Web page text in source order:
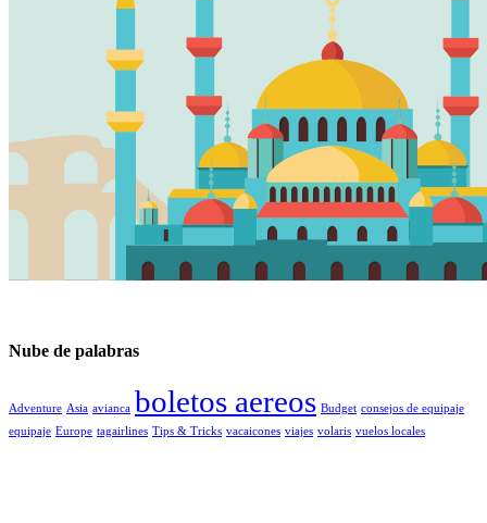
Nube de palabras
Adventure Asia avianca boletos aereos Budget consejos de equipaje
equipaje Europe tagairlines Tips & Tricks vacaicones viajes volaris vuelos locales